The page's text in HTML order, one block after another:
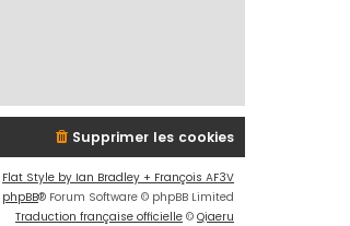
Supprimer les cookies
Flat Style by Ian Bradley + François AF3V
phpBB® Forum Software © phpBB Limited
Traduction française officielle © Qiaeru